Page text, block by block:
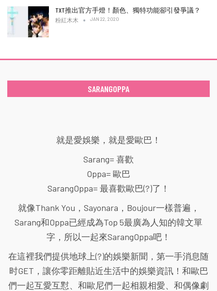
TXT推出官方手燈！顏色、獨特功能卻引發爭議？
粉紅木木 JAN 22, 2020
SARANGOPPA
就是愛娛樂，就是愛歐巴！
Sarang= 喜歡
Oppa= 歐巴
SarangOppa= 最喜歡歐巴(?)了！
就像Thank You，Sayonara，Boujour一樣普遍，
Sarang和Oppa已經成為Top 5最廣為人知的韓文單
字，所以一起來SarangOppa吧！
在這裡我們提供地球上(?)的娛樂新聞，第一手消息随
时GET，讓你零距離貼近生活中的娛樂資訊！和歐巴
們一起互愛互懟、和歐尼們一起相親相愛、和偶像劇